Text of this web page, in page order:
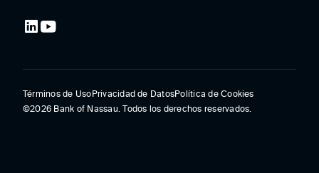
Términos de Uso Privacidad de DatosPolítica de Cookies
©2026 Bank of Nassau. Todos los derechos reservados.